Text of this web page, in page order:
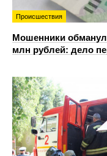
Происшествия
Мошенники
млн рублей: дело